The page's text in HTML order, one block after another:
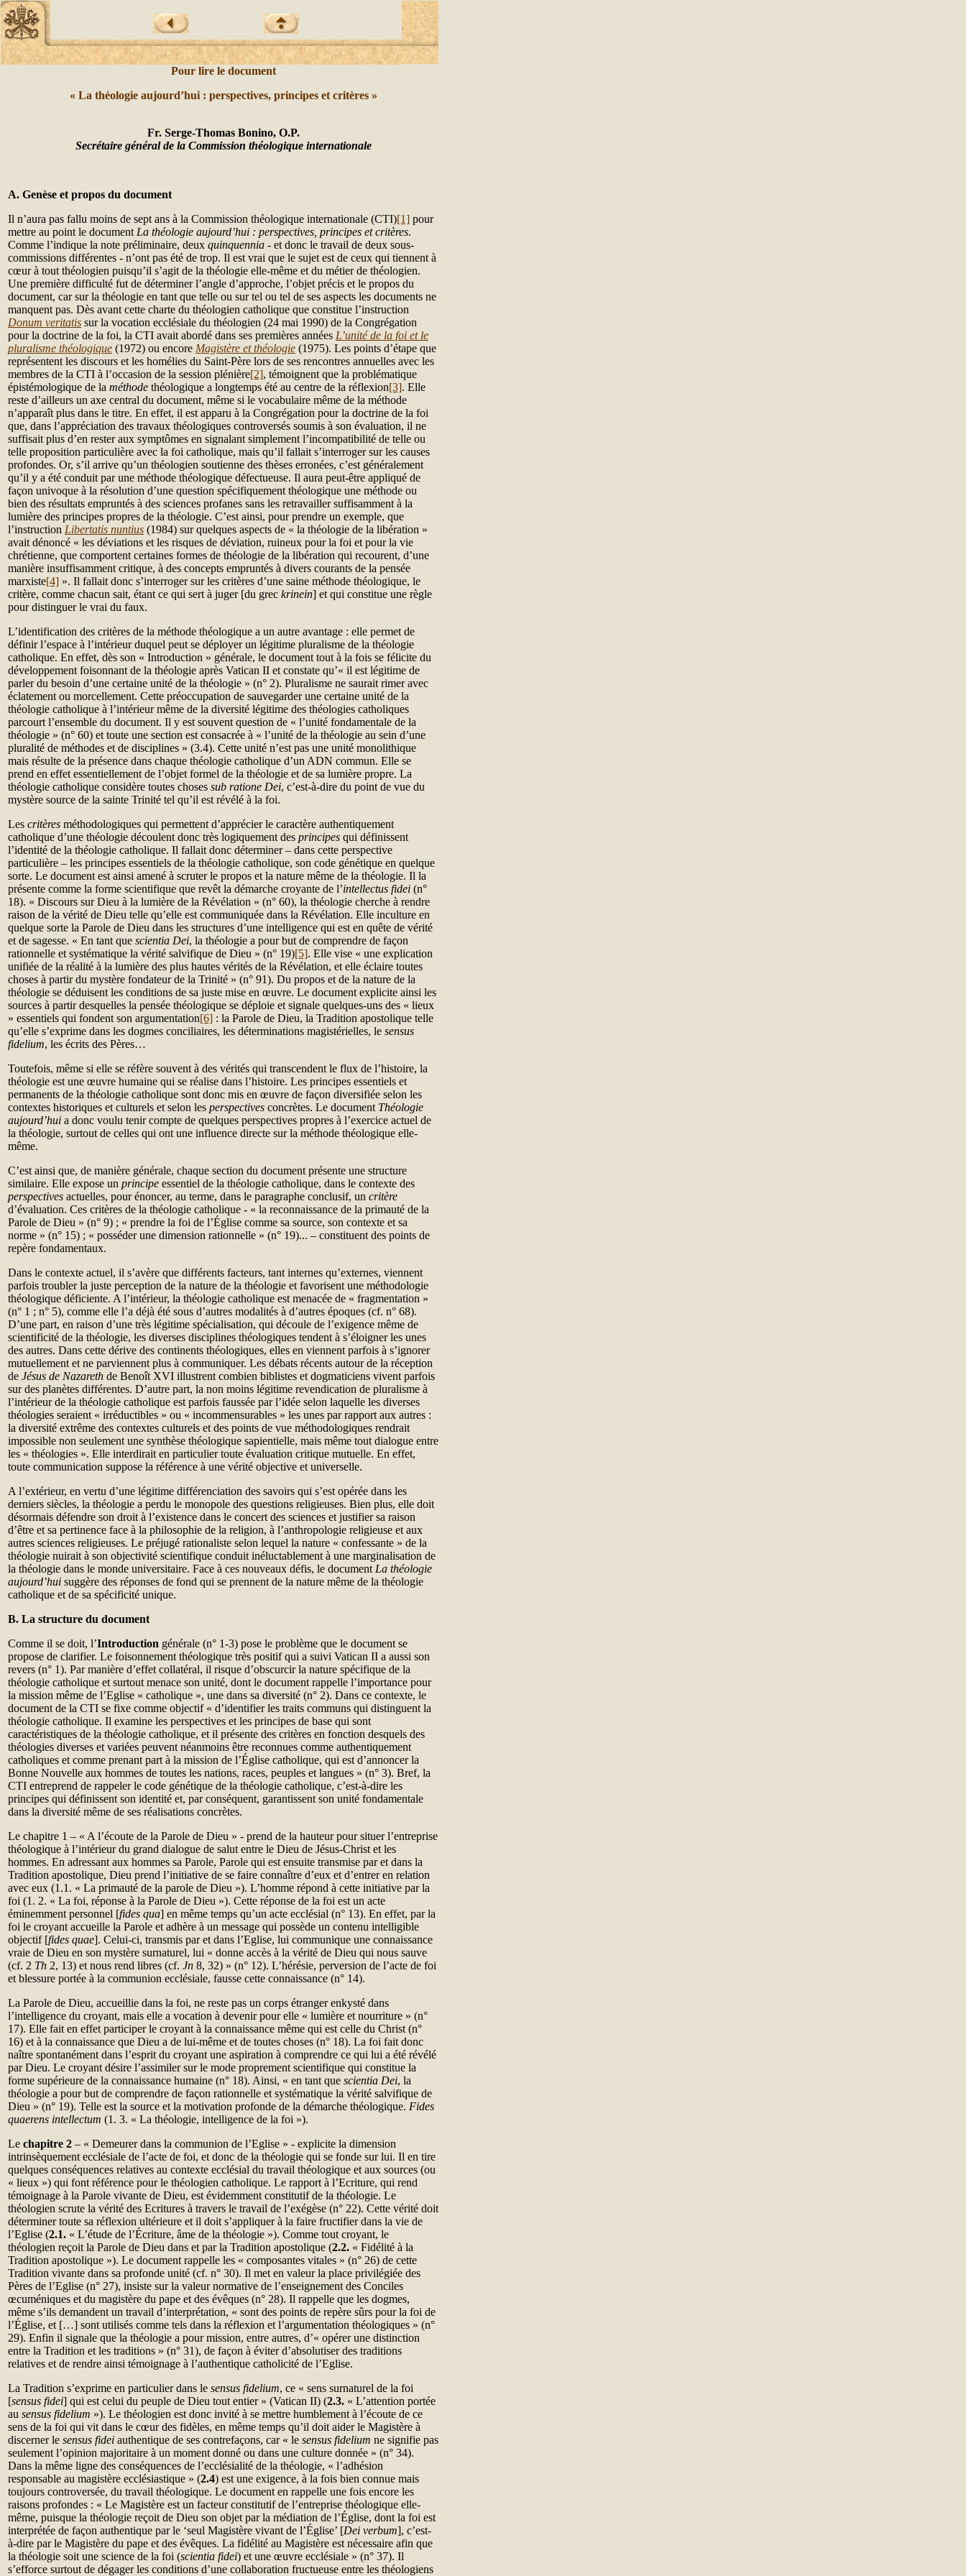
Pour lire le document
« La théologie aujourd’hui : perspectives, principes et critères »
Fr. Serge-Thomas Bonino, O.P.
Secrétaire général de la Commission théologique internationale
A. Genèse et propos du document
Il n’aura pas fallu moins de sept ans à la Commission théologique internationale (CTI)[1] pour
mettre au point le document La théologie aujourd’hui : perspectives, principes et critères.
Comme l’indique la note préliminaire, deux quinquennia - et donc le travail de deux sous-
commissions différentes - n’ont pas été de trop. Il est vrai que le sujet est de ceux qui tiennent à
cœur à tout théologien puisqu’il s’agit de la théologie elle-même et du métier de théologien.
Une première difficulté fut de déterminer l’angle d’approche, l’objet précis et le propos du
document, car sur la théologie en tant que telle ou sur tel ou tel de ses aspects les documents ne
manquent pas. Dès avant cette charte du théologien catholique que constitue l’instruction
Donum veritatis sur la vocation ecclésiale du théologien (24 mai 1990) de la Congrégation
pour la doctrine de la foi, la CTI avait abordé dans ses premières années L’unité de la foi et le
pluralisme théologique (1972) ou encore Magistère et théologie (1975). Les points d’étape que
représentent les discours et les homélies du Saint-Père lors de ses rencontres annuelles avec les
membres de la CTI à l’occasion de la session plénière[2], témoignent que la problématique
épistémologique de la méthode théologique a longtemps été au centre de la réflexion[3]. Elle
reste d’ailleurs un axe central du document, même si le vocabulaire même de la méthode
n’apparaît plus dans le titre. En effet, il est apparu à la Congrégation pour la doctrine de la foi
que, dans l’appréciation des travaux théologiques controversés soumis à son évaluation, il ne
suffisait plus d’en rester aux symptômes en signalant simplement l’incompatibilité de telle ou
telle proposition particulière avec la foi catholique, mais qu’il fallait s’interroger sur les causes
profondes. Or, s’il arrive qu’un théologien soutienne des thèses erronées, c’est généralement
qu’il y a été conduit par une méthode théologique défectueuse. Il aura peut-être appliqué de
façon univoque à la résolution d’une question spécifiquement théologique une méthode ou
bien des résultats empruntés à des sciences profanes sans les retravailler suffisamment à la
lumière des principes propres de la théologie. C’est ainsi, pour prendre un exemple, que
l’instruction Libertatis nuntius (1984) sur quelques aspects de « la théologie de la libération »
avait dénoncé « les déviations et les risques de déviation, ruineux pour la foi et pour la vie
chrétienne, que comportent certaines formes de théologie de la libération qui recourent, d’une
manière insuffisamment critique, à des concepts empruntés à divers courants de la pensée
marxiste[4] ». Il fallait donc s’interroger sur les critères d’une saine méthode théologique, le
critère, comme chacun sait, étant ce qui sert à juger [du grec krinein] et qui constitue une règle
pour distinguer le vrai du faux.
L’identification des critères de la méthode théologique a un autre avantage : elle permet de
définir l’espace à l’intérieur duquel peut se déployer un légitime pluralisme de la théologie
catholique. En effet, dès son « Introduction » générale, le document tout à la fois se félicite du
développement foisonnant de la théologie après Vatican II et constate qu’« il est légitime de
parler du besoin d’une certaine unité de la théologie » (n° 2). Pluralisme ne saurait rimer avec
éclatement ou morcellement. Cette préoccupation de sauvegarder une certaine unité de la
théologie catholique à l’intérieur même de la diversité légitime des théologies catholiques
parcourt l’ensemble du document. Il y est souvent question de « l’unité fondamentale de la
théologie » (n° 60) et toute une section est consacrée à « l’unité de la théologie au sein d’une
pluralité de méthodes et de disciplines » (3.4). Cette unité n’est pas une unité monolithique
mais résulte de la présence dans chaque théologie catholique d’un ADN commun. Elle se
prend en effet essentiellement de l’objet formel de la théologie et de sa lumière propre. La
théologie catholique considère toutes choses sub ratione Dei, c’est-à-dire du point de vue du
mystère source de la sainte Trinité tel qu’il est révélé à la foi.
Les critères méthodologiques qui permettent d’apprécier le caractère authentiquement
catholique d’une théologie découlent donc très logiquement des principes qui définissent
l’identité de la théologie catholique. Il fallait donc déterminer – dans cette perspective
particulière – les principes essentiels de la théologie catholique, son code génétique en quelque
sorte. Le document est ainsi amené à scruter le propos et la nature même de la théologie. Il la
présente comme la forme scientifique que revêt la démarche croyante de l’intellectus fidei (n°
18). « Discours sur Dieu à la lumière de la Révélation » (n° 60), la théologie cherche à rendre
raison de la vérité de Dieu telle qu’elle est communiquée dans la Révélation. Elle inculture en
quelque sorte la Parole de Dieu dans les structures d’une intelligence qui est en quête de vérité
et de sagesse. « En tant que scientia Dei, la théologie a pour but de comprendre de façon
rationnelle et systématique la vérité salvifique de Dieu » (n° 19)[5]. Elle vise « une explication
unifiée de la réalité à la lumière des plus hautes vérités de la Révélation, et elle éclaire toutes
choses à partir du mystère fondateur de la Trinité » (n° 91). Du propos et de la nature de la
théologie se déduisent les conditions de sa juste mise en œuvre. Le document explicite ainsi les
sources à partir desquelles la pensée théologique se déploie et signale quelques-uns des « lieux
» essentiels qui fondent son argumentation[6] : la Parole de Dieu, la Tradition apostolique telle
qu’elle s’exprime dans les dogmes conciliaires, les déterminations magistérielles, le sensus
fidelium, les écrits des Pères…
Toutefois, même si elle se réfère souvent à des vérités qui transcendent le flux de l’histoire, la
théologie est une œuvre humaine qui se réalise dans l’histoire. Les principes essentiels et
permanents de la théologie catholique sont donc mis en œuvre de façon diversifiée selon les
contextes historiques et culturels et selon les perspectives concrètes. Le document Théologie
aujourd’hui a donc voulu tenir compte de quelques perspectives propres à l’exercice actuel de
la théologie, surtout de celles qui ont une influence directe sur la méthode théologique elle-
même.
C’est ainsi que, de manière générale, chaque section du document présente une structure
similaire. Elle expose un principe essentiel de la théologie catholique, dans le contexte des
perspectives actuelles, pour énoncer, au terme, dans le paragraphe conclusif, un critère
d’évaluation. Ces critères de la théologie catholique - « la reconnaissance de la primauté de la
Parole de Dieu » (n° 9) ; « prendre la foi de l’Église comme sa source, son contexte et sa
norme » (n° 15) ; « posséder une dimension rationnelle » (n° 19)... – constituent des points de
repère fondamentaux.
Dans le contexte actuel, il s’avère que différents facteurs, tant internes qu’externes, viennent
parfois troubler la juste perception de la nature de la théologie et favorisent une méthodologie
théologique déficiente. A l’intérieur, la théologie catholique est menacée de « fragmentation »
(n° 1 ; n° 5), comme elle l’a déjà été sous d’autres modalités à d’autres époques (cf. n° 68).
D’une part, en raison d’une très légitime spécialisation, qui découle de l’exigence même de
scientificité de la théologie, les diverses disciplines théologiques tendent à s’éloigner les unes
des autres. Dans cette dérive des continents théologiques, elles en viennent parfois à s’ignorer
mutuellement et ne parviennent plus à communiquer. Les débats récents autour de la réception
de Jésus de Nazareth de Benoît XVI illustrent combien biblistes et dogmaticiens vivent parfois
sur des planètes différentes. D’autre part, la non moins légitime revendication de pluralisme à
l’intérieur de la théologie catholique est parfois faussée par l’idée selon laquelle les diverses
théologies seraient « irréductibles » ou « incommensurables » les unes par rapport aux autres :
la diversité extrême des contextes culturels et des points de vue méthodologiques rendrait
impossible non seulement une synthèse théologique sapientielle, mais même tout dialogue entre
les « théologies ». Elle interdirait en particulier toute évaluation critique mutuelle. En effet,
toute communication suppose la référence à une vérité objective et universelle.
A l’extérieur, en vertu d’une légitime différenciation des savoirs qui s’est opérée dans les
derniers siècles, la théologie a perdu le monopole des questions religieuses. Bien plus, elle doit
désormais défendre son droit à l’existence dans le concert des sciences et justifier sa raison
d’être et sa pertinence face à la philosophie de la religion, à l’anthropologie religieuse et aux
autres sciences religieuses. Le préjugé rationaliste selon lequel la nature « confessante » de la
théologie nuirait à son objectivité scientifique conduit inéluctablement à une marginalisation de
la théologie dans le monde universitaire. Face à ces nouveaux défis, le document La théologie
aujourd’hui suggère des réponses de fond qui se prennent de la nature même de la théologie
catholique et de sa spécificité unique.
B. La structure du document
Comme il se doit, l’Introduction générale (n° 1-3) pose le problème que le document se
propose de clarifier. Le foisonnement théologique très positif qui a suivi Vatican II a aussi son
revers (n° 1). Par manière d’effet collatéral, il risque d’obscurcir la nature spécifique de la
théologie catholique et surtout menace son unité, dont le document rappelle l’importance pour
la mission même de l’Eglise « catholique », une dans sa diversité (n° 2). Dans ce contexte, le
document de la CTI se fixe comme objectif « d’identifier les traits communs qui distinguent la
théologie catholique. Il examine les perspectives et les principes de base qui sont
caractéristiques de la théologie catholique, et il présente des critères en fonction desquels des
théologies diverses et variées peuvent néanmoins être reconnues comme authentiquement
catholiques et comme prenant part à la mission de l’Église catholique, qui est d’annoncer la
Bonne Nouvelle aux hommes de toutes les nations, races, peuples et langues » (n° 3). Bref, la
CTI entreprend de rappeler le code génétique de la théologie catholique, c’est-à-dire les
principes qui définissent son identité et, par conséquent, garantissent son unité fondamentale
dans la diversité même de ses réalisations concrètes.
Le chapitre 1 – « A l’écoute de la Parole de Dieu » - prend de la hauteur pour situer l’entreprise
théologique à l’intérieur du grand dialogue de salut entre le Dieu de Jésus-Christ et les
hommes. En adressant aux hommes sa Parole, Parole qui est ensuite transmise par et dans la
Tradition apostolique, Dieu prend l’initiative de se faire connaître d’eux et d’entrer en relation
avec eux (1.1. « La primauté de la parole de Dieu »). L’homme répond à cette initiative par la
foi (1. 2. « La foi, réponse à la Parole de Dieu »). Cette réponse de la foi est un acte
éminemment personnel [fides qua] en même temps qu’un acte ecclésial (n° 13). En effet, par la
foi le croyant accueille la Parole et adhère à un message qui possède un contenu intelligible
objectif [fides quae]. Celui-ci, transmis par et dans l’Eglise, lui communique une connaissance
vraie de Dieu en son mystère surnaturel, lui « donne accès à la vérité de Dieu qui nous sauve
(cf. 2 Th 2, 13) et nous rend libres (cf. Jn 8, 32) » (n° 12). L’hérésie, perversion de l’acte de foi
et blessure portée à la communion ecclésiale, fausse cette connaissance (n° 14).
La Parole de Dieu, accueillie dans la foi, ne reste pas un corps étranger enkysté dans
l’intelligence du croyant, mais elle a vocation à devenir pour elle « lumière et nourriture » (n°
17). Elle fait en effet participer le croyant à la connaissance même qui est celle du Christ (n°
16) et à la connaissance que Dieu a de lui-même et de toutes choses (n° 18). La foi fait donc
naître spontanément dans l’esprit du croyant une aspiration à comprendre ce qui lui a été révélé
par Dieu. Le croyant désire l’assimiler sur le mode proprement scientifique qui constitue la
forme supérieure de la connaissance humaine (n° 18). Ainsi, « en tant que scientia Dei, la
théologie a pour but de comprendre de façon rationnelle et systématique la vérité salvifique de
Dieu » (n° 19). Telle est la source et la motivation profonde de la démarche théologique. Fides
quaerens intellectum (1. 3. « La théologie, intelligence de la foi »).
Le chapitre 2 – « Demeurer dans la communion de l’Eglise » - explicite la dimension
intrinsèquement ecclésiale de l’acte de foi, et donc de la théologie qui se fonde sur lui. Il en tire
quelques conséquences relatives au contexte ecclésial du travail théologique et aux sources (ou
« lieux ») qui font référence pour le théologien catholique. Le rapport à l’Ecriture, qui rend
témoignage à la Parole vivante de Dieu, est évidemment constitutif de la théologie. Le
théologien scrute la vérité des Ecritures à travers le travail de l’exégèse (n° 22). Cette vérité doit
déterminer toute sa réflexion ultérieure et il doit s’appliquer à la faire fructifier dans la vie de
l’Eglise (2.1. « L’étude de l’Écriture, âme de la théologie »). Comme tout croyant, le
théologien reçoit la Parole de Dieu dans et par la Tradition apostolique (2.2. « Fidélité à la
Tradition apostolique »). Le document rappelle les « composantes vitales » (n° 26) de cette
Tradition vivante dans sa profonde unité (cf. n° 30). Il met en valeur la place privilégiée des
Pères de l’Eglise (n° 27), insiste sur la valeur normative de l’enseignement des Conciles
œcuméniques et du magistère du pape et des évêques (n° 28). Il rappelle que les dogmes,
même s’ils demandent un travail d’interprétation, « sont des points de repère sûrs pour la foi de
l’Église, et […] sont utilisés comme tels dans la réflexion et l’argumentation théologiques » (n°
29). Enfin il signale que la théologie a pour mission, entre autres, d’« opérer une distinction
entre la Tradition et les traditions » (n° 31), de façon à éviter d’absolutiser des traditions
relatives et de rendre ainsi témoignage à l’authentique catholicité de l’Eglise.
La Tradition s’exprime en particulier dans le sensus fidelium, ce « sens surnaturel de la foi
[sensus fidei] qui est celui du peuple de Dieu tout entier » (Vatican II) (2.3. « L’attention portée
au sensus fidelium »). Le théologien est donc invité à se mettre humblement à l’écoute de ce
sens de la foi qui vit dans le cœur des fidèles, en même temps qu’il doit aider le Magistère à
discerner le sensus fidei authentique de ses contrefaçons, car « le sensus fidelium ne signifie pas
seulement l’opinion majoritaire à un moment donné ou dans une culture donnée » (n° 34).
Dans la même ligne des conséquences de l’ecclésialité de la théologie, « l’adhésion
responsable au magistère ecclésiastique » (2.4) est une exigence, à la fois bien connue mais
toujours controversée, du travail théologique. Le document en rappelle une fois encore les
raisons profondes : « Le Magistère est un facteur constitutif de l’entreprise théologique elle-
même, puisque la théologie reçoit de Dieu son objet par la médiation de l’Église, dont la foi est
interprétée de façon authentique par le ‘seul Magistère vivant de l’Église’ [Dei verbum], c’est-
à-dire par le Magistère du pape et des évêques. La fidélité au Magistère est nécessaire afin que
la théologie soit une science de la foi (scientia fidei) et une œuvre ecclésiale » (n° 37). Il
s’efforce surtout de dégager les conditions d’une collaboration fructueuse entre les théologiens